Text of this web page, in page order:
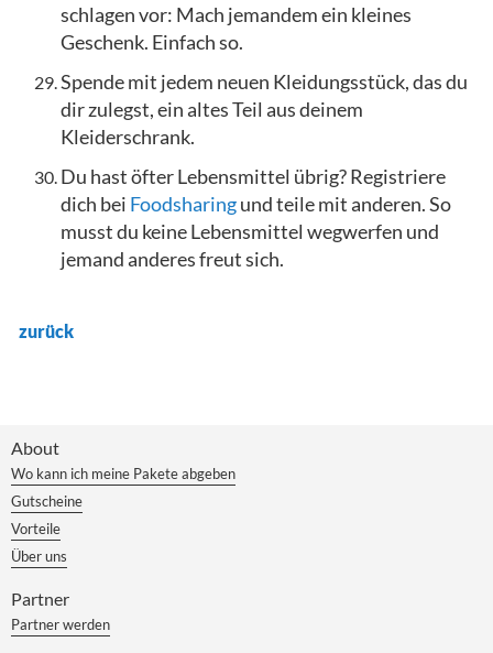
schlagen vor: Mach jemandem ein kleines
Geschenk. Einfach so.
Spende mit jedem neuen Kleidungsstück, das du
dir zulegst, ein altes Teil aus deinem
Kleiderschrank.
Du hast öfter Lebensmittel übrig? Registriere
dich bei Foodsharingund teile mit anderen. So
musst du keine Lebensmittel wegwerfen und
jemand anderes freut sich.
zurück
About
Wo kann ich meine Pakete abgeben
Gutscheine
Vorteile
Über uns
Partner
Partner werden